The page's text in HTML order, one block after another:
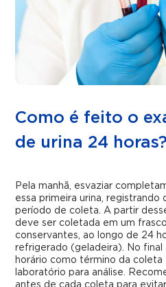
Como é feito o
de urina 24 horas?
Pela manhã, esvaziar
essa primeira urina, registrando
período de coleta. A partir
deve ser coletada em um
conservantes, ao longo de 24
refrigerado (geladeira). No final
horário como término da coleta
laboratório para análise.
antes de cada coleta para